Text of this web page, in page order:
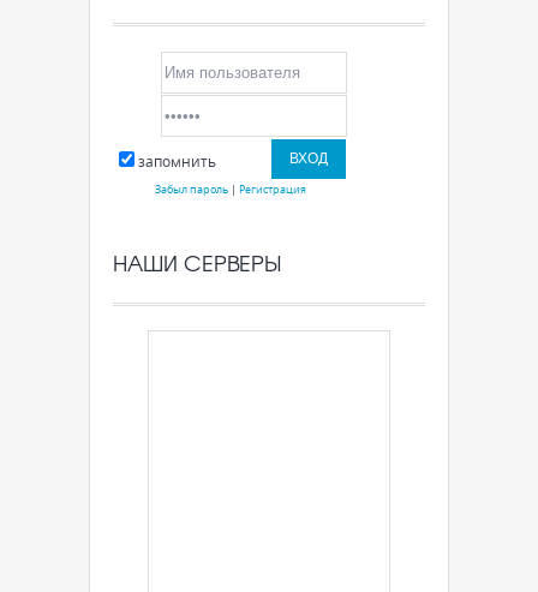
запомнить
Забыл пароль| Регистрация
НАШИ СЕРВЕРЫ